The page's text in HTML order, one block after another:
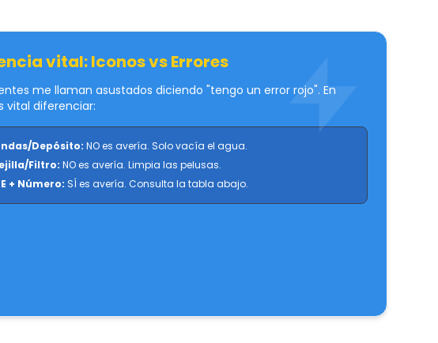
vital: Iconos vs Errores
me llaman asustados diciendo "tengo un error rojo". En
vital diferenciar:
Depósito: NO es avería. Solo vacía el agua.
Filtro: NO es avería. Limpia las pelusas.
+ Número: SÍ es avería. Consulta la tabla abajo.